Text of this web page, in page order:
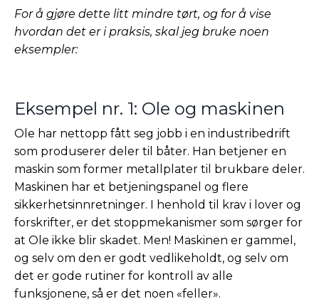
For å gjøre dette litt mindre tørt, og for å vise
hvordan det er i praksis, skal jeg bruke noen
eksempler:
Eksempel nr. 1: Ole og maskinen
Ole har nettopp fått seg jobb i en industribedrift
som produserer deler til båter. Han betjener en
maskin som former metallplater til brukbare deler.
Maskinen har et betjeningspanel og flere
sikkerhetsinnretninger. I henhold til krav i lover og
forskrifter, er det stoppmekanismer som sørger for
at Ole ikke blir skadet. Men! Maskinen er gammel,
og selv om den er godt vedlikeholdt, og selv om
det er gode rutiner for kontroll av alle
funksjonene, så er det noen «feller».